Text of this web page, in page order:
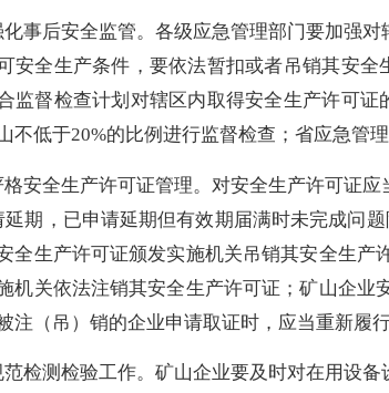
化事后安全监管。各级应急管理部门要加强
安全生产条件，要依法暂扣或者吊销其安全
监督检查计划对辖区内取得安全生产许可
不低于20%的比例进行监督检查；省应急管
格安全生产许可证管理。 对安全生产许可证
延期，已申请延期但有效期届满时未完成问
全生产许可证颁发实施机关吊销其安全生
机关依法注销其安全生产许可证；矿山企
注（吊）销的企业申请取证时，应当重新履
范检测检验工作。矿山企业要及时对在用设